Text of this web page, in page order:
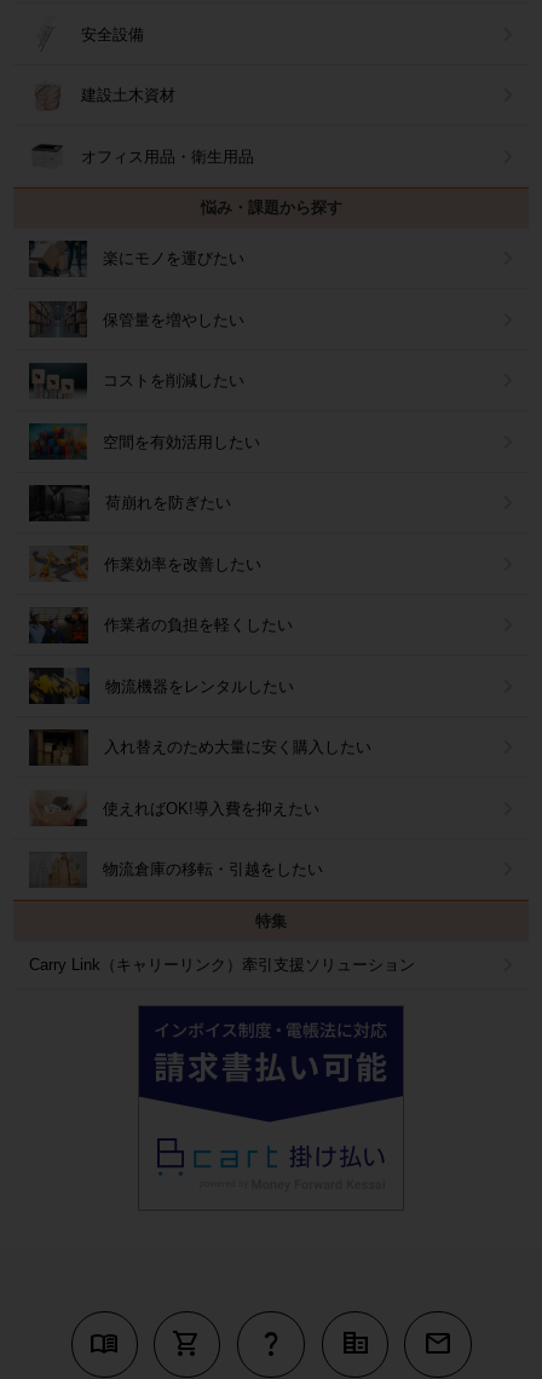
安全設備
建設土木資材
オフィス用品・衛生用品
悩み・課題から探す
楽にモノを運びたい
保管量を増やしたい
コストを削減したい
空間を有効活用したい
荷崩れを防ぎたい
作業効率を改善したい
作業者の負担を軽くしたい
物流機器をレンタルしたい
入れ替えのため大量に安く購入したい
使えればOK!導入費を抑えたい
物流倉庫の移転・引越をしたい
特集
Carry Link（キャリーリンク）牽引支援ソリューション
menu_book shopping_cart question_mark corporate_fare mail